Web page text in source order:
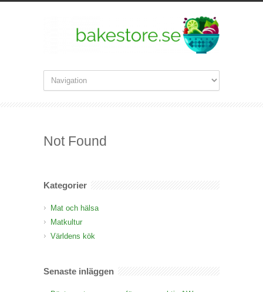
Not Found
Kategorier
Mat och hälsa
Matkultur
Världens kök
Senaste inläggen